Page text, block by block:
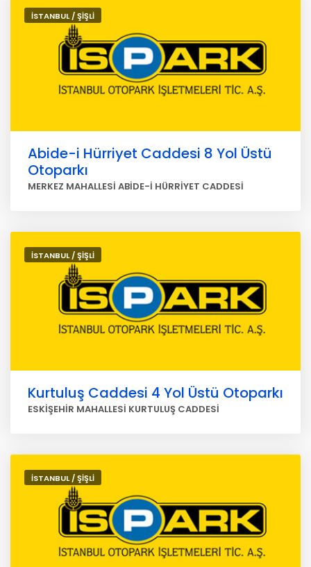
İSTANBUL / ŞİŞLİ
Abide-i Hürriyet Caddesi 8 Yol Üstü
Otoparkı
MERKEZ MAHALLESİ ABİDE-İ HÜRRİYET CADDESİ
İSTANBUL / ŞİŞLİ
Kurtuluş Caddesi 4 Yol Üstü Otoparkı
ESKİŞEHİR MAHALLESİ KURTULUŞ CADDESİ
İSTANBUL / ŞİŞLİ